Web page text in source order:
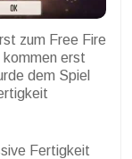
zum Free Fire
erst
dem Spiel
Fertigkeit